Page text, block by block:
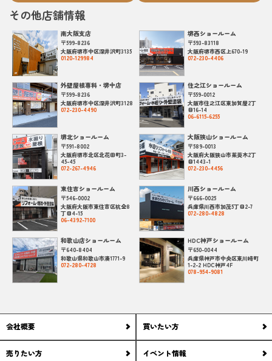
その他店舗情報
南大阪支店
〒599-8236
大阪府堺市中区深井沢町3135
0120-129984
外壁屋根専科・堺中店
〒599-8236
大阪府堺市中区深井沢町3128
072-230-4490
堺北ショールーム
〒591-8002
大阪府堺市北区北花田町3-
45-45
072-267-4946
東住吉ショールーム
〒546-0002
大阪府大阪市東住吉区杭全8
丁目4-15
06-4392-7100
和歌山店ショールーム
〒640-8404
和歌山県和歌山市湊1771-9
072-280-4728
堺西ショールーム
〒593-83118
大阪府堺市西区上670-19
072-230-4406
住之江ショールーム
〒559-0012
大阪市住之江区東加賀屋2丁
目16-14
06-6115-6255
大阪狭山ショールーム
〒589-0013
大阪府大阪狭山市茱萸木2丁
目1443-1
072-230-4456
川西ショールーム
〒666-0025
兵庫県川西市加茂5丁目2-7
072-280-4828
HDC神戸ショールーム
〒650-0044
兵庫県神戸市中央区東川崎町
1-2-2 HDC神戸4F
078-954-9081
会社概要 買いたい方
売りたい方 イベント情報